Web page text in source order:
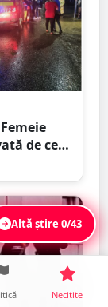
de cei
Altă știre0/43
Necitite